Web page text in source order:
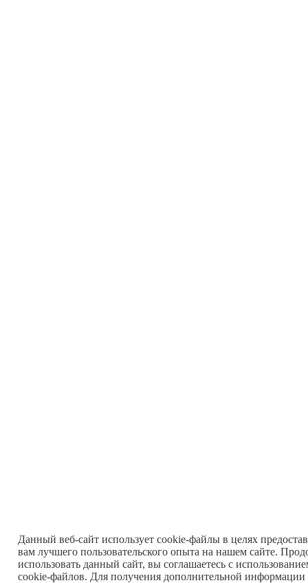
Данный веб-сайт использует cookie-файлы в целях
вам лучшего пользовательского опыта на нашем сайте.
использовать данный сайт, вы соглашаетесь с
cookie-файлов. Для получения дополнительной информации